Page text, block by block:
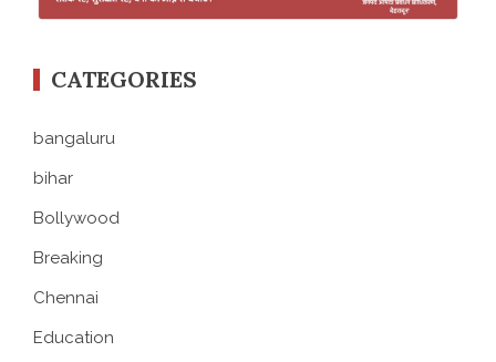
CATEGORIES
bangaluru
bihar
Bollywood
Breaking
Chennai
Education